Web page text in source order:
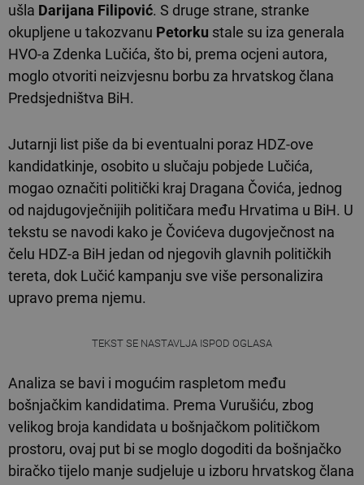
ušla Darijana Filipović. S druge strane, stranke
okupljene u takozvanu Petorku stale su iza generala
HVO-a Zdenka Lučića, što bi, prema ocjeni autora,
moglo otvoriti neizvjesnu borbu za hrvatskog člana
Predsjedništva BiH.
Jutarnji list piše da bi eventualni poraz HDZ-ove
kandidatkinje, osobito u slučaju pobjede Lučića,
mogao označiti politički kraj Dragana Čovića, jednog
od najdugovječnijih političara među Hrvatima u BiH. U
tekstu se navodi kako je Čovićeva dugovječnost na
čelu HDZ-a BiH jedan od njegovih glavnih političkih
tereta, dok Lučić kampanju sve više personalizira
upravo prema njemu.
TEKST SE NASTAVLJA ISPOD OGLASA
Analiza se bavi i mogućim raspletom među
bošnjačkim kandidatima. Prema Vurušiću, zbog
velikog broja kandidata u bošnjačkom političkom
prostoru, ovaj put bi se moglo dogoditi da bošnjačko
biračko tijelo manje sudjeluje u izboru hrvatskog člana